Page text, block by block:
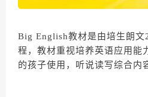
Big English教材是由培生朗
程，教材重视培养英语应用能
的孩子使用，听说读写综合内